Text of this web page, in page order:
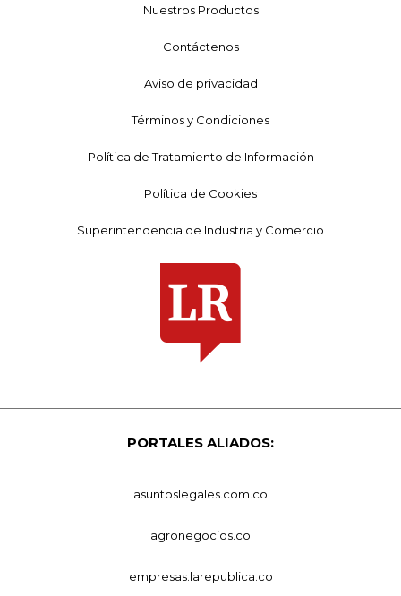
Nuestros Productos
Contáctenos
Aviso de privacidad
Términos y Condiciones
Política de Tratamiento de Información
Política de Cookies
Superintendencia de Industria y Comercio
PORTALES ALIADOS:
asuntoslegales.com.co
agronegocios.co
empresas.larepublica.co